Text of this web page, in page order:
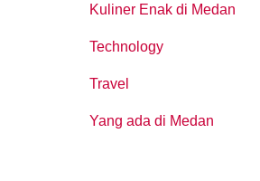
Kuliner Enak di Medan
Technology
Travel
Yang ada di Medan